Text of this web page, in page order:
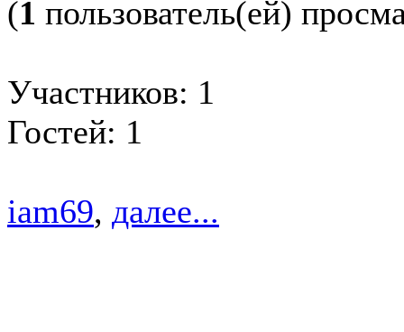
(1 пользователь(ей)
Участников: 1
Гостей: 1
iam69, далее...